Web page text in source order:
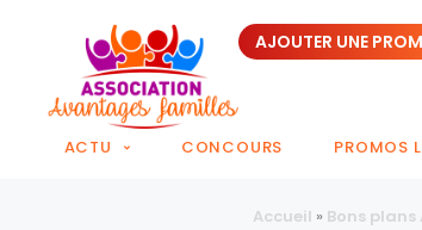
AJOUTER UNE
ACTU CONCOURS PROMOS
Accueil » Bons